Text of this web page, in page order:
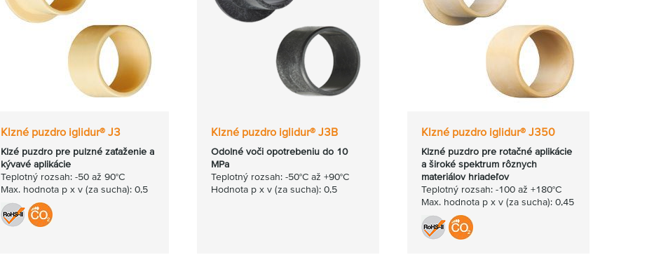
Klzné puzdro iglidur® J3
Klzé puzdro pre pulzné zaťaženie a
kývavé aplikácie
Teplotný rozsah: -50 až 90°C
Max. hodnota p x v (za sucha): 0,5
Klzné puzdro iglidur® J3B
Odolné voči opotrebeniu do 10
MPa
Teplotný rozsah: -50°C až +90°C
Hodnota p x v (za sucha): 0,5
Klzné puzdro iglidur® J350
Klzné puzdro pre rotačné aplikácie
a široké spektrum rôznych
materiálov hriadeľov
Teplotný rozsah: -100 až +180°C
Max. hodnota p x v (za sucha): 0,45